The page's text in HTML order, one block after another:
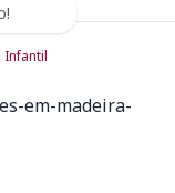
Infantil